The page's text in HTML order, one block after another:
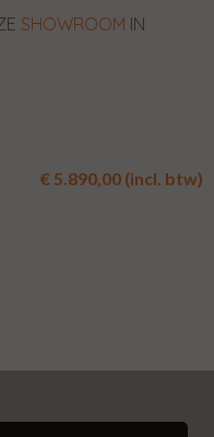
SHOWROOM IN
€ 5.890,00 (incl. btw)